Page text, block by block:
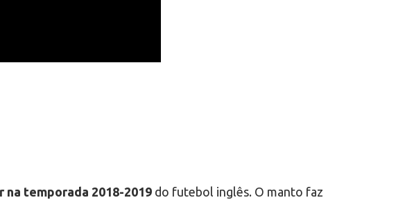
temporada 2018-2019 do futebol inglês. O manto faz